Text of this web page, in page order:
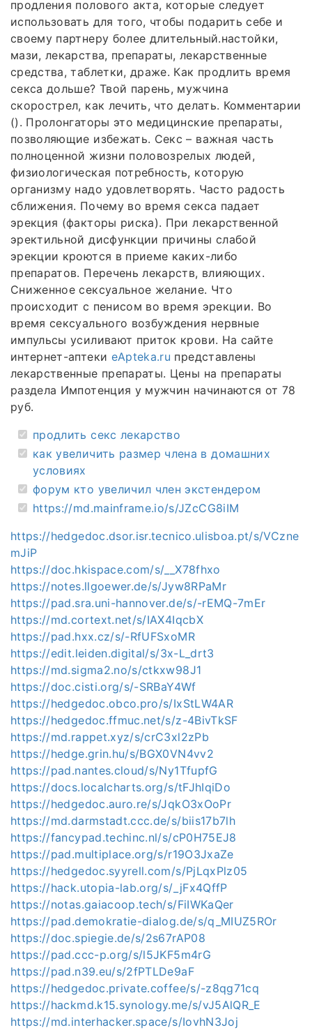
продления полового акта, которые следует
использовать для того, чтобы подарить себе и
своему партнеру более длительный.настойки,
мази, лекарства, препараты, лекарственные
средства, таблетки, драже. Как продлить время
секса дольше? Твой парень, мужчина
скорострел, как лечить, что делать. Комментарии
(). Пролонгаторы это медицинские препараты,
позволяющие избежать. Секс – важная часть
полноценной жизни половозрелых людей,
физиологическая потребность, которую
организму надо удовлетворять. Часто радость
сближения. Почему во время секса падает
эрекция (факторы риска). При лекарственной
эректильной дисфункции причины слабой
эрекции кроются в приеме каких-либо
препаратов. Перечень лекарств, влияющих.
Сниженное сексуальное желание. Что
происходит с пенисом во время эрекции. Во
время сексуального возбуждения нервные
импульсы усиливают приток крови. На сайте
интернет-аптеки еApteka.ru представлены
лекарственные препараты. Цены на препараты
раздела Импотенция у мужчин начинаются от 78
руб.
продлить секс лекарство
как увеличить размер члена в домашних
условиях
форум кто увеличил член экстендером
https://md.mainframe.io/s/JZcCG8iIM
https://hedgedoc.dsor.isr.tecnico.ulisboa.pt/s/VCzne
mJiP
https://doc.hkispace.com/s/__X78fhxo
https://notes.llgoewer.de/s/Jyw8RPaMr
https://pad.sra.uni-hannover.de/s/-rEMQ-7mEr
https://md.cortext.net/s/IAX4IqcbX
https://pad.hxx.cz/s/-RfUFSxoMR
https://edit.leiden.digital/s/3x-L_drt3
https://md.sigma2.no/s/ctkxw98J1
https://doc.cisti.org/s/-SRBaY4Wf
https://hedgedoc.obco.pro/s/IxStLW4AR
https://hedgedoc.ffmuc.net/s/z-4BivTkSF
https://md.rappet.xyz/s/crC3xl2zPb
https://hedge.grin.hu/s/BGX0VN4vv2
https://pad.nantes.cloud/s/Ny1TfupfG
https://docs.localcharts.org/s/tFJhIqiDo
https://hedgedoc.auro.re/s/JqkO3xOoPr
https://md.darmstadt.ccc.de/s/biis17b7lh
https://fancypad.techinc.nl/s/cP0H75EJ8
https://pad.multiplace.org/s/r19O3JxaZe
https://hedgedoc.syyrell.com/s/PjLqxPlz05
https://hack.utopia-lab.org/s/_jFx4QffP
https://notas.gaiacoop.tech/s/FiIWKaQer
https://pad.demokratie-dialog.de/s/q_MIUZ5ROr
https://doc.spiegie.de/s/2s67rAP08
https://pad.ccc-p.org/s/l5JKF5m4rG
https://pad.n39.eu/s/2fPTLDe9aF
https://hedgedoc.private.coffee/s/-z8qg71cq
https://hackmd.k15.synology.me/s/vJ5AlQR_E
https://md.interhacker.space/s/IovhN3Joj